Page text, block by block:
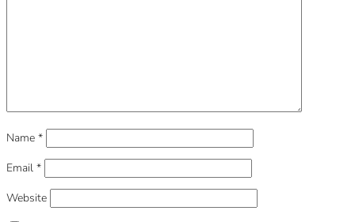
Name *
Email *
Website